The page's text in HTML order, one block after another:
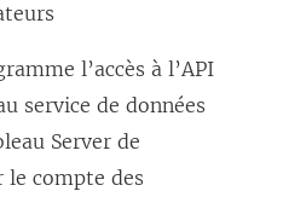
l’accès à l’API
service de données
Server de
compte des